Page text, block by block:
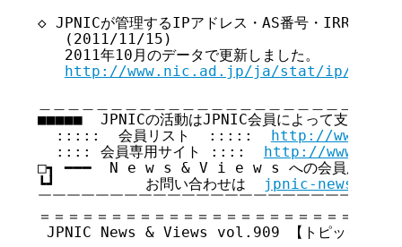
◇ JPNICが管理するIPアドレス・AS番号・IRRサービ
   (2011/11/15)
   2011年10月のデータで更新しました。
http://www.nic.ad.jp/ja/stat/ip/
■■■■■  JPNICの活動はJPNIC会員によって支えら
  :::::  会員リスト  :::::
http://
  :::: 会員専用サイト ::::
http://
□┓ ━━━  N e w s & V i e w s への会員広告無料
┗┛          お問い合わせは
jpnic-
￣￣￣￣￣￣￣￣￣￣￣￣￣￣￣￣￣￣￣￣￣￣￣￣
＝＝＝＝＝＝＝＝＝＝＝＝＝＝＝＝＝＝＝＝＝＝＝＝
JPNIC News & Views vol.909 【トピックス号